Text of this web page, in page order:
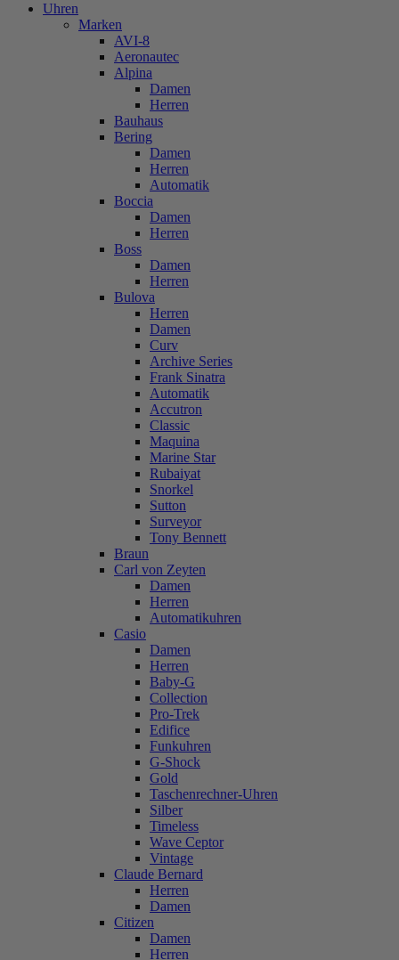
Uhren
Marken
AVI-8
Aeronautec
Alpina
Damen
Herren
Bauhaus
Bering
Damen
Herren
Automatik
Boccia
Damen
Herren
Boss
Damen
Herren
Bulova
Herren
Damen
Curv
Archive Series
Frank Sinatra
Automatik
Accutron
Classic
Maquina
Marine Star
Rubaiyat
Snorkel
Sutton
Surveyor
Tony Bennett
Braun
Carl von Zeyten
Damen
Herren
Automatikuhren
Casio
Damen
Herren
Baby-G
Collection
Pro-Trek
Edifice
Funkuhren
G-Shock
Gold
Taschenrechner-Uhren
Silber
Timeless
Wave Ceptor
Vintage
Claude Bernard
Herren
Damen
Citizen
Damen
Herren